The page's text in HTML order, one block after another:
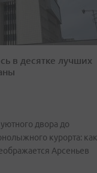
в десятке лучших
двора до
курорта: как
Арсеньев